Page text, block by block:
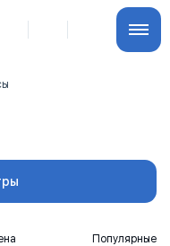
Популярные